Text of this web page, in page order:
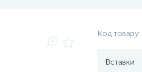
Код товару:
Вставки